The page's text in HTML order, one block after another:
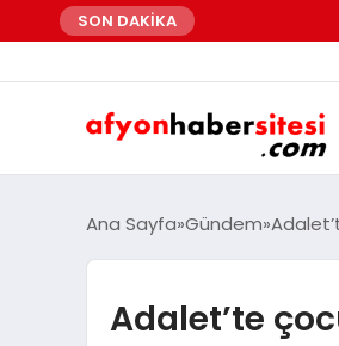
SON DAKİKA
Ana Sayfa Gündem
Adalet’te